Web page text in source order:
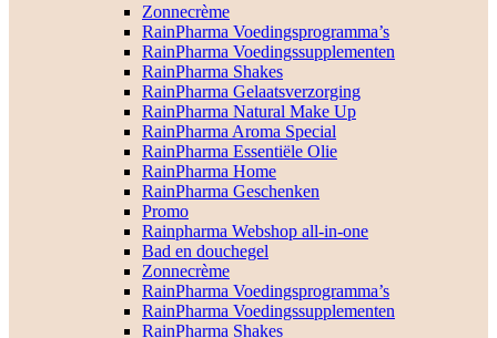
Zonnecrème
RainPharma Voedingsprogramma’s
RainPharma Voedingssupplementen
RainPharma Shakes
RainPharma Gelaatsverzorging
RainPharma Natural Make Up
RainPharma Aroma Special
RainPharma Essentiële Olie
RainPharma Home
RainPharma Geschenken
Promo
Rainpharma Webshop all-in-one
Bad en douchegel
Zonnecrème
RainPharma Voedingsprogramma’s
RainPharma Voedingssupplementen
RainPharma Shakes